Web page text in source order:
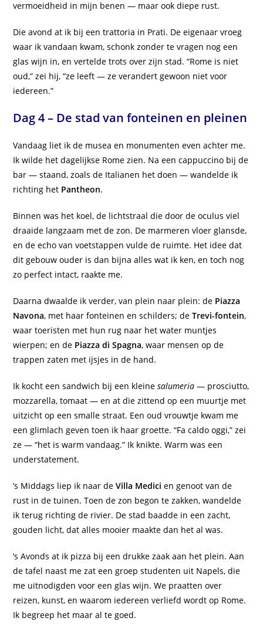
vermoeidheid in mijn benen — maar ook diepe rust.
Die avond at ik bij een trattoria in Prati. De eigenaar vroeg
waar ik vandaan kwam, schonk zonder te vragen nog een
glas wijn in, en vertelde trots over zijn stad. “Rome is niet
oud,” zei hij, “ze leeft — ze verandert gewoon niet voor
iedereen.”
Dag 4 – De stad van fonteinen en pleinen
Vandaag liet ik de musea en monumenten even achter me.
Ik wilde het dagelijkse Rome zien. Na een cappuccino bij de
bar — staand, zoals de Italianen het doen — wandelde ik
richting het Pantheon.
Binnen was het koel, de lichtstraal die door de oculus viel
draaide langzaam met de zon. De marmeren vloer glansde,
en de echo van voetstappen vulde de ruimte. Het idee dat
dit gebouw ouder is dan bijna alles wat ik ken, en toch nog
zo perfect intact, raakte me.
Daarna dwaalde ik verder, van plein naar plein: de Piazza
Navona, met haar fonteinen en schilders; deTrevi-fontein,
waar toeristen met hun rug naar het water muntjes
wierpen; en de Piazza di Spagna, waar mensen op de
trappen zaten met ijsjes in de hand.
Ik kocht een sandwich bij een kleinesalumeria — prosciutto,
mozzarella, tomaat — en at die zittend op een muurtje met
uitzicht op een smalle straat. Een oud vrouwtje kwam me
een glimlach geven toen ik haar groette. “Fa caldo oggi,” zei
ze — “het is warm vandaag.” Ik knikte. Warm was een
understatement.
’s Middags liep ik naar deVilla Medici en genoot van de
rust in de tuinen. Toen de zon begon te zakken, wandelde
ik terug richting de rivier. De stad baadde in een zacht,
gouden licht, dat alles mooier maakte dan het al was.
’s Avonds at ik pizza bij een drukke zaak aan het plein. Aan
de tafel naast me zat een groep studenten uit Napels, die
me uitnodigden voor een glas wijn. We praatten over
reizen, kunst, en waarom iedereen verliefd wordt op Rome.
Ik begreep het maar al te goed.